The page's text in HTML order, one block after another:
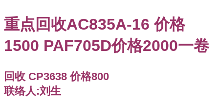
重点回收AC835A-16 价格
1500 PAF705D价格2000一卷
回收 CP3638 价格800
联络人:刘生